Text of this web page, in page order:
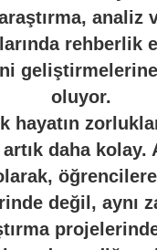
analiz
rehberlik
geliştirmelerine
oluyor.
hayatın
artık daha kolay.
değil, aynı